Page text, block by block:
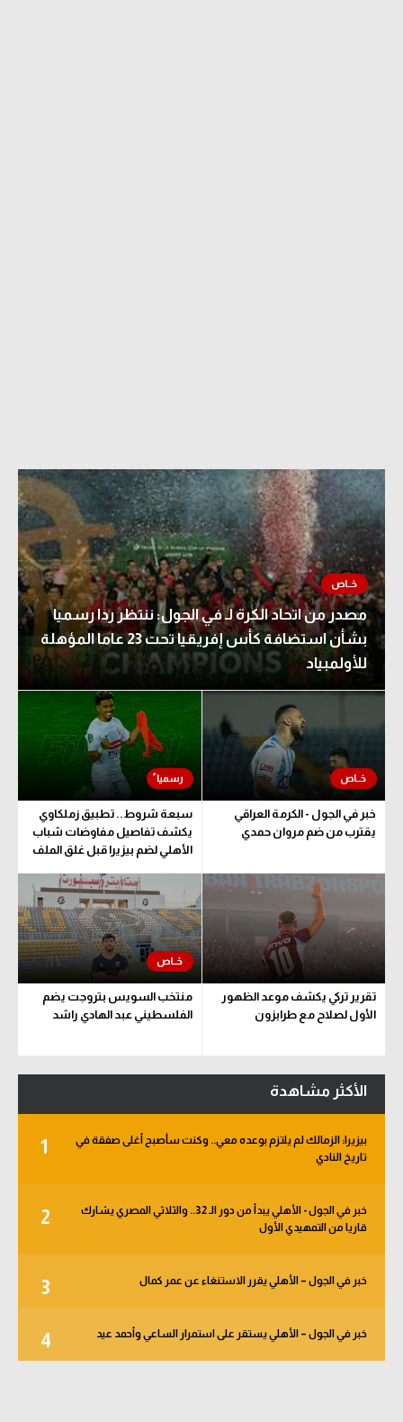
مصدر من اتحاد الكرة لـ في الجول: ننتظر ردا رسميا
بشأن استضافة كأس إفريقيا تحت 23 عاما المؤهلة
للأولمبياد
خبر في الجول - الكرمة العراقي
يقترب من ضم مروان حمدي
سبعة شروط.. تطبيق زملكاوي
يكشف تفاصيل مفاوضات شباب
الأهلي لضم بيزيرا قبل غلق الملف
تقرير تركي يكشف موعد الظهور
الأول لصلاح مع طرابزون
منتخب السويس بتروجت يضم
الفلسطيني عبد الهادي راشد
الأكثر مشاهدة
1
بيزيرا: الزمالك لم يلتزم بوعده معي.. وكنت سأصبح أغلى صفقة في
تاريخ النادي
2
خبر في الجول - الأهلي يبدأ من دور الـ 32.. والثلاثي المصري يشارك
قاريا من التمهيدي الأول
3 خبر في الجول – الأهلي يقرر الاستنغاء عن عمر كمال
4 خبر في الجول – الأهلي يستقر على استمرار الساعي وأحمد عيد